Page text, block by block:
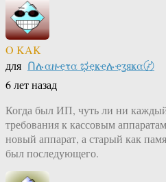
O KAK
для Ոሉαዙҿτα ಭҿҝҿሉҿʓяҝα〄
6 лет назад
Когда был ИП, чуть ли ни
требования к кассовым
новый аппарат, а старый как
был последующего.